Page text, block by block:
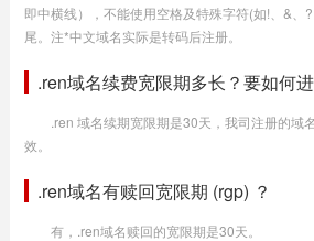
即中横线），不能使用空格及特殊字符(如!、&、
尾。注*中文域名实际是转码后注册。
.ren域名续费宽限期多长？要如何
.ren 域名续期宽限期是30天，我司注册的域
效。
.ren域名有赎回宽限期 (rgp) ？
有，.ren域名赎回的宽限期是30天。